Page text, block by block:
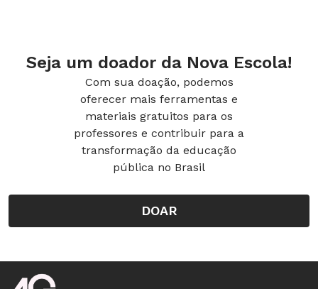
Seja um doador da Nova Escola!
Com sua doação, podemos
oferecer mais ferramentas e
materiais gratuitos para os
professores e contribuir para a
transformação da educação
pública no Brasil
DOAR
Rodapé da Nova Escola